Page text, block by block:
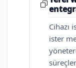
Cihazı
ister